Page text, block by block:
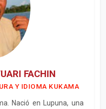
FACHIN
Y IDIOMA KUKAMA
Nació en Lupuna, una